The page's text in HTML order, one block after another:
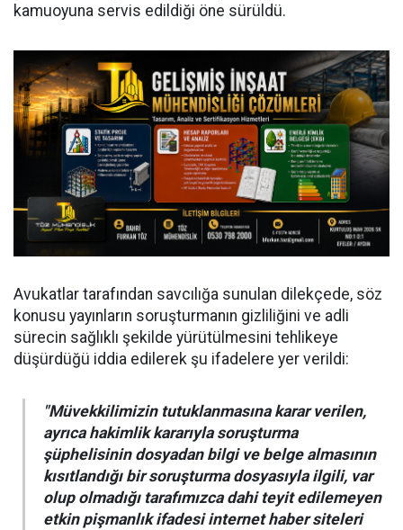
kamuoyuna servis edildiği öne sürüldü.
Avukatlar tarafından savcılığa sunulan dilekçede, söz
konusu yayınların soruşturmanın gizliliğini ve adli
sürecin sağlıklı şekilde yürütülmesini tehlikeye
düşürdüğü iddia edilerek şu ifadelere yer verildi:
"Müvekkilimizin tutuklanmasına karar verilen,
ayrıca hakimlik kararıyla soruşturma
şüphelisinin dosyadan bilgi ve belge almasının
kısıtlandığı bir soruşturma dosyasıyla ilgili, var
olup olmadığı tarafımızca dahi teyit edilemeyen
etkin pişmanlık ifadesi internet haber siteleri